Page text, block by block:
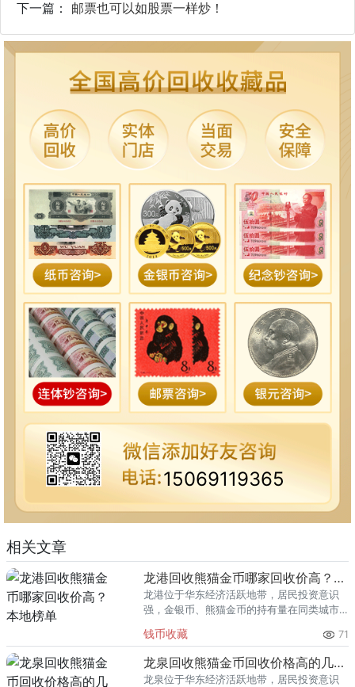
下一篇： 邮票也可以如股票一样炒！
15069119365
相关文章
龙港回收熊猫金币哪家回收价高？本地榜单
龙港位于华东经济活跃地带，居民投资意识
强，金银币、熊猫金币的持有量在同类城市
熊猫金币的需求就明显升温，但鱼龙混杂的
回收渠道里，能精准识别版别溢
钱币收藏 71
龙泉回收熊猫金币回收价格高的几家推荐
龙泉位于华东经济活跃地带，居民投资意识